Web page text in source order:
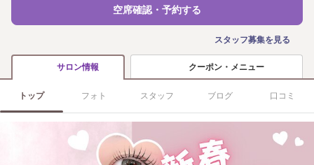
空席確認・予約する
スタッフ募集を見る
サロン情報 クーポン・メニュー
トップ フォト スタッフ ブログ 口コミ